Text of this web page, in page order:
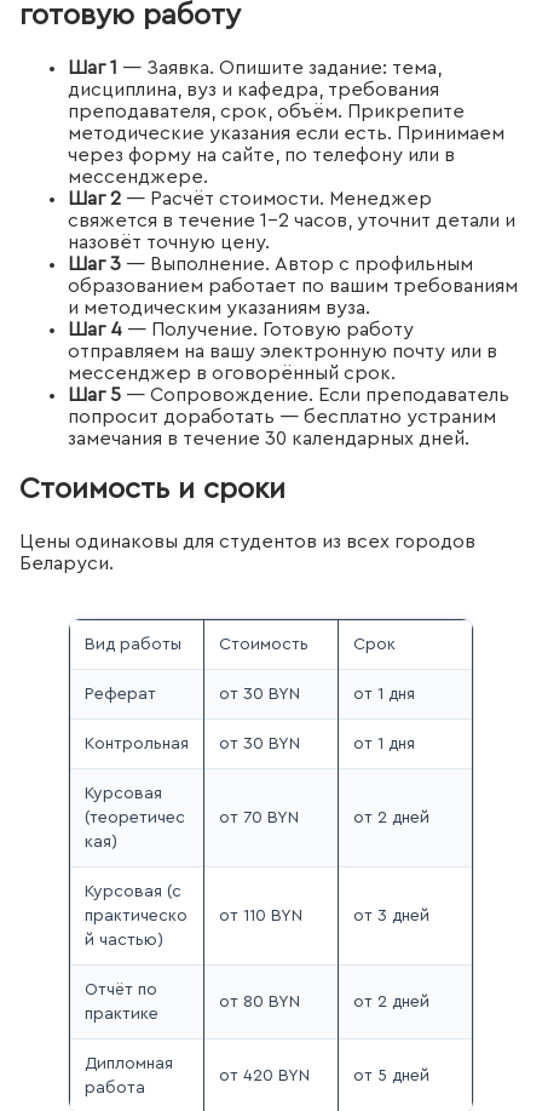
готовую работу
Шаг 1 — Заявка. Опишите задание: тема,
дисциплина, вуз и кафедра, требования
преподавателя, срок, объём. Прикрепите
методические указания если есть. Принимаем
через форму на сайте, по телефону или в
мессенджере.
Шаг 2 — Расчёт стоимости. Менеджер
свяжется в течение 1–2 часов, уточнит детали и
назовёт точную цену.
Шаг 3 — Выполнение. Автор с профильным
образованием работает по вашим требованиям
и методическим указаниям вуза.
Шаг 4 — Получение. Готовую работу
отправляем на вашу электронную почту или в
мессенджер в оговорённый срок.
Шаг 5 — Сопровождение. Если преподаватель
попросит доработать — бесплатно устраним
замечания в течение 30 календарных дней.
Стоимость и сроки
Цены одинаковы для студентов из всех городов
Беларуси.
Вид работы Стоимость Срок
Реферат от 30 BYN от 1 дня
Контрольная от 30 BYN от 1 дня
Курсовая
(теоретичес
кая)
от 70 BYN от 2 дней
Курсовая (с
практическо
й частью)
от 110 BYN от 3 дней
Отчёт по
практике
от 80 BYN от 2 дней
Дипломная
работа
от 420 BYN от 5 дней